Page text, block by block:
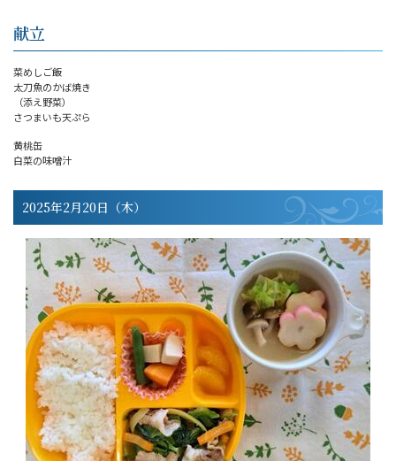
献立
菜めしご飯
太刀魚のかば焼き
（添え野菜）
さつまいも天ぷら
黄桃缶
白菜の味噌汁
2025年2月20日（木）